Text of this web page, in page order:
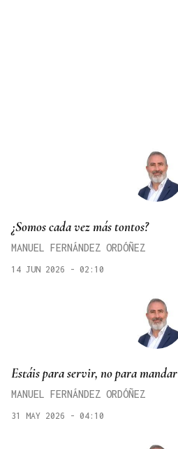
¿Somos cada vez más tontos?
MANUEL FERNÁNDEZ ORDÓÑEZ
14 JUN 2026 - 02:10
Estáis para servir, no para mandar
MANUEL FERNÁNDEZ ORDÓÑEZ
31 MAY 2026 - 04:10